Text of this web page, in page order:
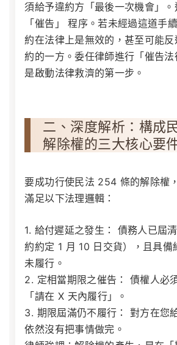
須給予違約方「最後一次機會」
「催告」 程序。若未經過這道手
約在法律上是無效的，甚至可能
約的一方。委任律師進行「催告法
是啟動法律救濟的第一步。
二、深度解析：構成
解除權的三大核心要
要成功行使民法 254 條的解除權
滿足以下法理邏輯：
1. 給付遲延之發生：
債務人已屆
約約定 1 月 10 日交貨），且具備
未履行。
2. 定相當期限之催告：
債權人必
「請在 X 天內履行」。
3. 期限屆滿仍不履行：
對方在您
依然沒有把事情做完。